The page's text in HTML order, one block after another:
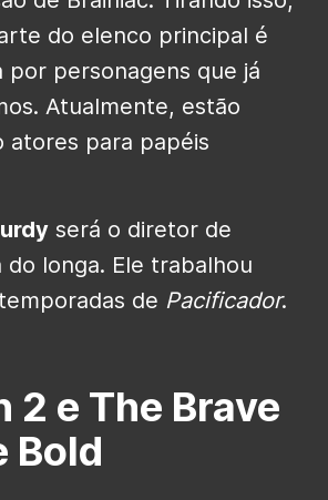
do elenco principal é
por personagens que já
Atualmente, estão
atores para papéis
será o diretor de
longa. Ele trabalhou
de Pacificador.
2 e The Brave
Bold